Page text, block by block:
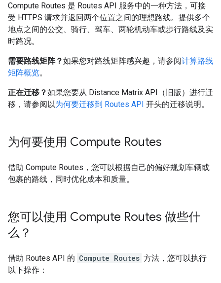
Compute Routes 是 Routes API 服务中的一种方法，可接
受 HTTPS 请求并返回两个位置之间的理想路线。提供多个
地点之间的公交、骑行、驾车、两轮机动车或步行路线及实
时路况。
需要路线矩阵？如果您对路线矩阵感兴趣，请参阅计算路线
矩阵概览。
正在迁移？如果您要从 Distance Matrix API（旧版）进行迁
移，请参阅以为何要迁移到 Routes API 开头的迁移说明。
为何要使用 Compute Routes
借助 Compute Routes，您可以根据自己的偏好规划车辆或
包裹的路线，同时优化成本和质量。
您可以使用 Compute Routes 做些什
么？
借助 Routes API 的 Compute Routes 方法，您可以执行
以下操作：